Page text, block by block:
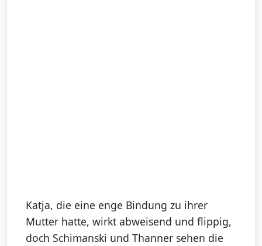
Katja, die eine enge Bindung zu ihrer
Mutter hatte, wirkt abweisend und flippig,
doch Schimanski und Thanner sehen die